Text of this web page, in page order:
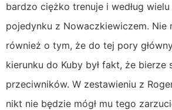
bardzo ciężko trenuje i według
pojedynku z Nowaczkiewiczem. Nie
również o tym, że do tej pory
kierunku do Kuby był fakt, że bierze
przeciwników. W zestawieniu z
nikt nie będzie mógł mu tego